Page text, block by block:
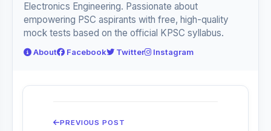
Electronics Engineering. Passionate about
empowering PSC aspirants with free, high-quality
mock tests based on the official KPSC syllabus.
About Facebook Twitter Instagram
PREVIOUS POST